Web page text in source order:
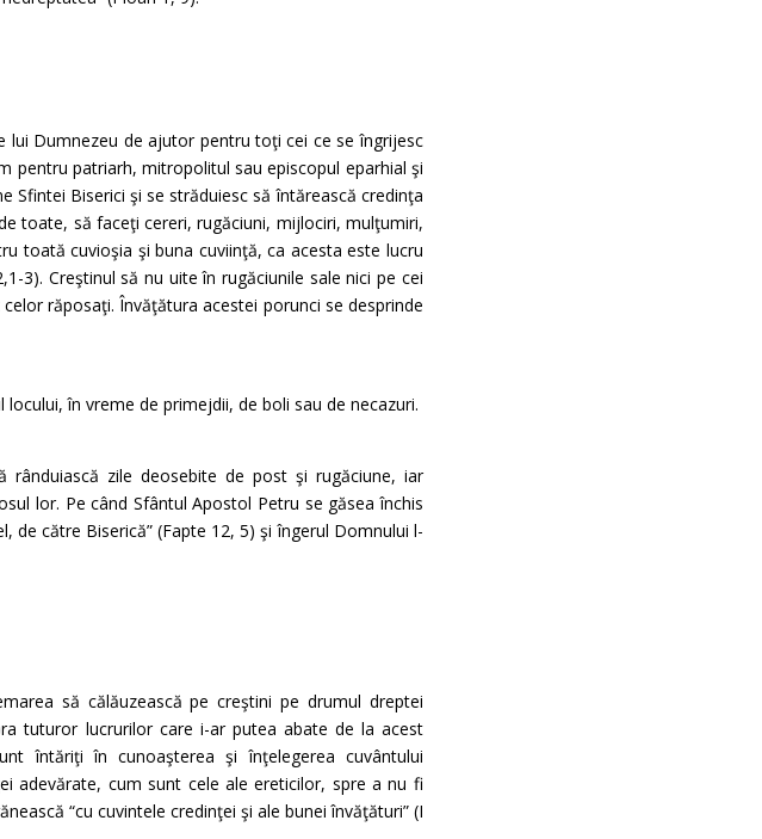
lui Dumnezeu de ajutor pentru toţi cei ce se îngrijesc
pentru patriarh, mitropolitul sau episcopul eparhial şi
Biserici şi se străduiesc să întărească credinţa
toate, să faceţi cereri, rugăciuni, mijlociri, mulţumiri,
toată cuvioşia şi buna cuviinţă, ca acesta este lucru
3). Creştinul să nu uite în rugăciunile sale nici pe cei
răposaţi. Învăţătura acestei porunci se desprinde
în vreme de primejdii, de boli sau de necazuri.
zile deosebite de post şi rugăciune, iar
lor. Pe când Sfântul Apostol Petru se găsea închis
de către Biserică” (Fapte 12, 5) şi îngerul Domnului l-
să călăuzească pe creştini pe drumul dreptei
tuturor lucrurilor care i-ar putea abate de la acest
întăriţi în cunoaşterea şi înţelegerea cuvântului
adevărate, cum sunt cele ale ereticilor, spre a nu fi
“cu cuvintele credinţei şi ale bunei învăţături” (I